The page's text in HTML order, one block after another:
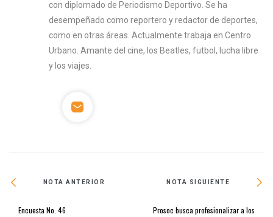
con diplomado de Periodismo Deportivo. Se ha
desempeñado como reportero y redactor de deportes,
como en otras áreas. Actualmente trabaja en Centro
Urbano. Amante del cine, los Beatles, futbol, lucha libre
y los viajes.
NOTA ANTERIOR
Encuesta No. 46
NOTA SIGUIENTE
Prosoc busca profesionalizar a los